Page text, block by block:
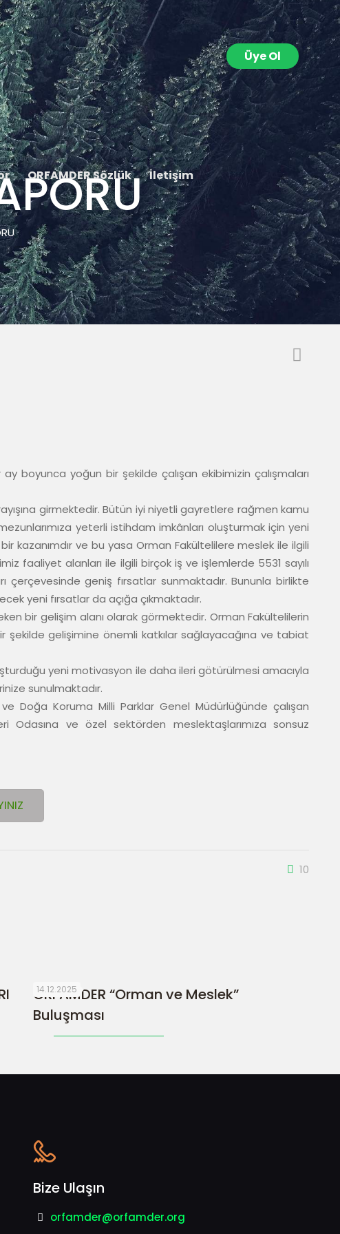
ORFAMDER Sözlük İletişim
Üye Ol
ay boyunca yoğun bir şekilde çalışan ekibimizin çalışmaları
girmektedir. Bütün iyi niyetli gayretlere rağmen kamu
yeterli istihdam imkânları oluşturmak için yeni
kazanımdır ve bu yasa Orman Fakültelilere meslek ile ilgili
faaliyet alanları ile ilgili birçok iş ve işlemlerde 5531 sayılı
çerçevesinde geniş fırsatlar sunmaktadır. Bununla birlikte
yeni fırsatlar da açığa çıkmaktadır.
bir gelişim alanı olarak görmektedir. Orman Fakültelilerin
şekilde gelişimine önemli katkılar sağlayacağına ve tabiat
yeni motivasyon ile daha ileri götürülmesi amacıyla
sunulmaktadır.
Doğa Koruma Milli Parklar Genel Müdürlüğünde çalışan
Odasına ve özel sektörden meslektaşlarımıza sonsuz
10
14.12.2025
ORFAMDER “Orman ve Meslek”
Buluşması
Bize Ulaşın
orfamder@orfamder.org